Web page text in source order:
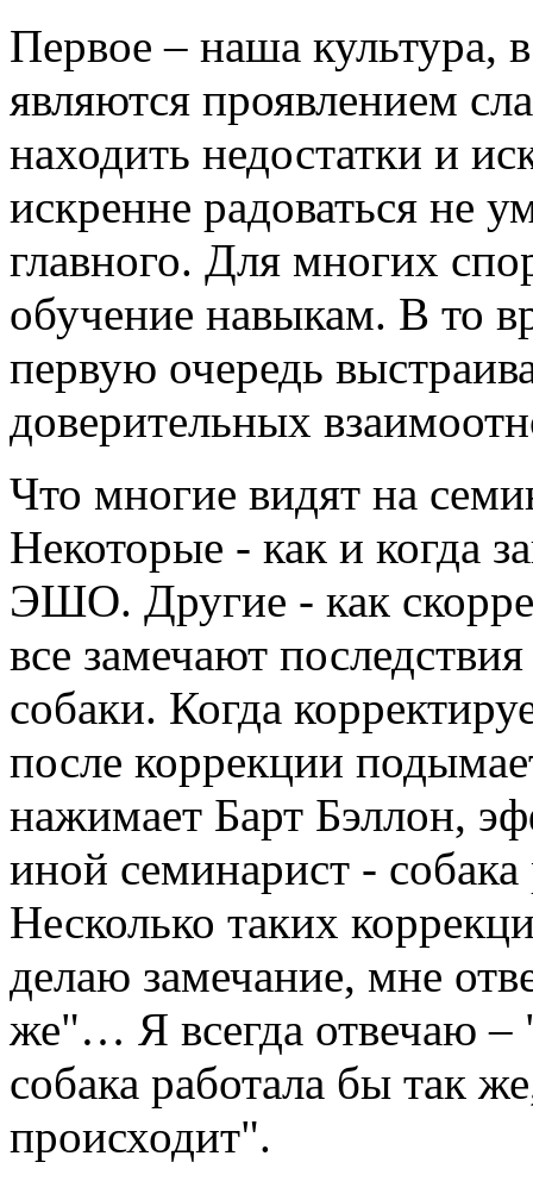
Первое – наша культура,
являются проявлением
находить недостатки и
искренне радоваться не
главного. Для многих
обучение навыкам. В то
первую очередь
доверительных
Что многие видят на
Некоторые - как и когда
ЭШО. Другие - как
все замечают
собаки. Когда
после коррекции
нажимает Барт Бэллон,
иной семинарист - собака
Несколько таких
делаю замечание, мне
же"… Я всегда отвечаю –
собака работала бы так
происходит".